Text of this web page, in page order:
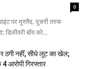
0
पर मुस्तैद, दूसरी तरफ
बॉय को...
ठगी नहीं, सीधे लूट का खेल;
आरोपी गिरफ्तार